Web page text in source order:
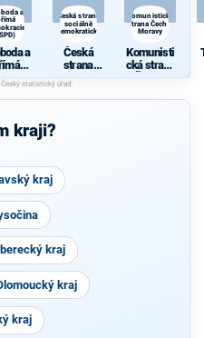
a
a
Česká strana
sociálně
demokratická
Česká
strana
sociálně
demokrati
cká
Komunistická
strana Čech a
Moravy
Komunisti
cká strana
Čech a
kraji?
kraj
kraj
kraj
kraj